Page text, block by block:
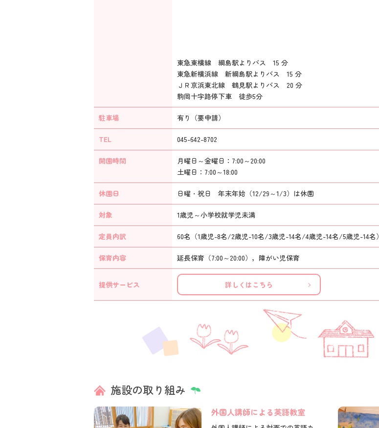
東急東横線 綱島駅よりバス 15 分
東急新横浜線 新綱島駅よりバス 15 分
ＪＲ京浜東北線 鶴見駅よりバス 20 分
駒岡十字路停下車 徒歩5分
駐車場 有り（要申請）
TEL 045-642-8702
開園時間
月曜日～金曜日：7:00～20:00
土曜日：7:00～18:00
休園日 日曜・祝日 年末年始（12/29～1/3）は休園
対象 1歳児～小学校就学児未満
定員内訳 60名（1歳児-8名/2歳児-10名/3歳児-14名/4歳児-14名/5歳児-14名）
保育内容 延長保育（7:00～20:00），障がい児保育
提供サービス 詳しくはこちら
施設の取り組み
外国人講師による英語教室